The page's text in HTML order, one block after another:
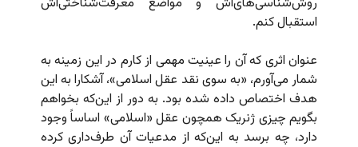
استقبال کنم.
عنوان اثری که آن را عینیت مهمی از کارم در این زمینه به
شمار می‌آورم، «به سوی نقد عقل اسلامی»، آشکارا به این
هدف اختصاص داده شده بود. به دور از این‌که بخواهم
بگویم چیزی ژنریک همچون عقل «اسلامی» اساساً وجود
دارد، چه برسد به این‌که از مدعیات آن طرف‌داری کرده